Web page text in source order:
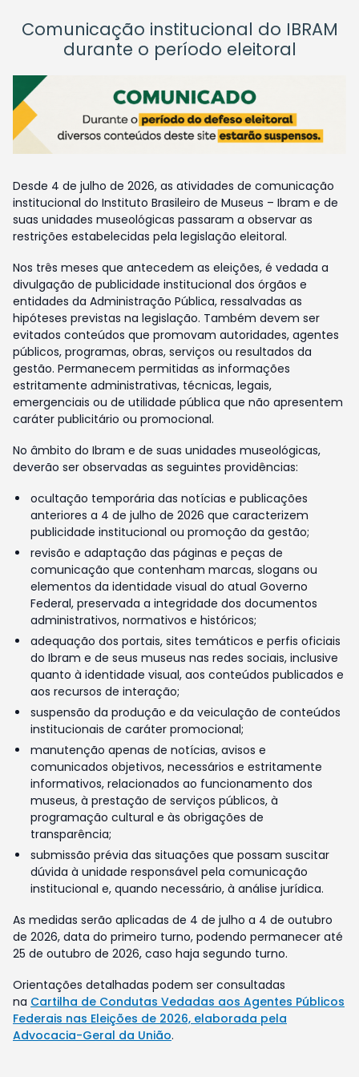
Comunicação institucional do IBRAM
durante o período eleitoral
Desde 4 de julho de 2026, as atividades de comunicação
institucional do Instituto Brasileiro de Museus – Ibram e de
suas unidades museológicas passaram a observar as
restrições estabelecidas pela legislação eleitoral.
Nos três meses que antecedem as eleições, é vedada a
divulgação de publicidade institucional dos órgãos e
entidades da Administração Pública, ressalvadas as
hipóteses previstas na legislação. Também devem ser
evitados conteúdos que promovam autoridades, agentes
públicos, programas, obras, serviços ou resultados da
gestão. Permanecem permitidas as informações
estritamente administrativas, técnicas, legais,
emergenciais ou de utilidade pública que não apresentem
caráter publicitário ou promocional.
No âmbito do Ibram e de suas unidades museológicas,
deverão ser observadas as seguintes providências:
ocultação temporária das notícias e publicações
anteriores a 4 de julho de 2026 que caracterizem
publicidade institucional ou promoção da gestão;
revisão e adaptação das páginas e peças de
comunicação que contenham marcas, slogans ou
elementos da identidade visual do atual Governo
Federal, preservada a integridade dos documentos
administrativos, normativos e históricos;
adequação dos portais, sites temáticos e perfis oficiais
do Ibram e de seus museus nas redes sociais, inclusive
quanto à identidade visual, aos conteúdos publicados e
aos recursos de interação;
suspensão da produção e da veiculação de conteúdos
institucionais de caráter promocional;
manutenção apenas de notícias, avisos e
comunicados objetivos, necessários e estritamente
informativos, relacionados ao funcionamento dos
museus, à prestação de serviços públicos, à
programação cultural e às obrigações de
transparência;
submissão prévia das situações que possam suscitar
dúvida à unidade responsável pela comunicação
institucional e, quando necessário, à análise jurídica.
As medidas serão aplicadas de 4 de julho a 4 de outubro
de 2026, data do primeiro turno, podendo permanecer até
25 de outubro de 2026, caso haja segundo turno.
Orientações detalhadas podem ser consultadas
na Cartilha de Condutas Vedadas aos Agentes Públicos
Federais nas Eleições de 2026, elaborada pela
Advocacia-Geral da União.